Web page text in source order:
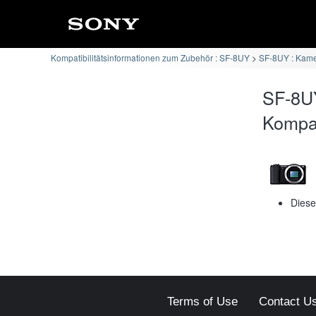
Kompatibilitätsinformationen zum Zubehör : SF-8UY SF-8UY :
SF-
Terms of Use Contact